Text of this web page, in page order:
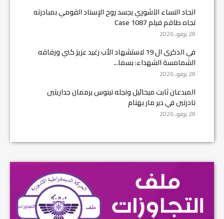
اتحاد النساء الآشوري يجسد روح الإسناد القومي بمبادرته
تجاه طاقم فيلم Case 1087
28 يونيو, 2026
في الذكرى ال 19 لاستشهاد الأب رغيد عزيز كني ورفاقه
الشمامسة الشهداء: بسما...
28 يونيو, 2026
المبدعان ثابت ميخائيل ونجله نينوس يرممان جداريتين
نادرتين في دير مار بهنام
28 يونيو, 2026